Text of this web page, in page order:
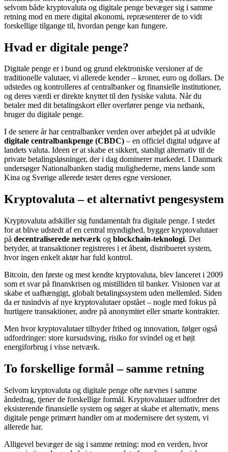
selvom både kryptovaluta og digitale penge bevæger sig i samme
retning mod en mere digital økonomi, repræsenterer de to vidt
forskellige tilgange til, hvordan penge kan fungere.
Hvad er digitale penge?
Digitale penge er i bund og grund elektroniske versioner af de
traditionelle valutaer, vi allerede kender – kroner, euro og dollars. De
udstedes og kontrolleres af centralbanker og finansielle institutioner,
og deres værdi er direkte knyttet til den fysiske valuta. Når du
betaler med dit betalingskort eller overfører penge via netbank,
bruger du digitale penge.
I de senere år har centralbanker verden over arbejdet på at udvikle
digitale centralbankpenge (CBDC) – en officiel digital udgave af
landets valuta. Ideen er at skabe et sikkert, statsligt alternativ til de
private betalingsløsninger, der i dag dominerer markedet. I Danmark
undersøger Nationalbanken stadig mulighederne, mens lande som
Kina og Sverige allerede tester deres egne versioner.
Kryptovaluta – et alternativt pengesystem
Kryptovaluta adskiller sig fundamentalt fra digitale penge. I stedet
for at blive udstedt af en central myndighed, bygger kryptovalutaer
på decentraliserede netværk og blockchain-teknologi. Det
betyder, at transaktioner registreres i et åbent, distribueret system,
hvor ingen enkelt aktør har fuld kontrol.
Bitcoin, den første og mest kendte kryptovaluta, blev lanceret i 2009
som et svar på finanskrisen og mistilliden til banker. Visionen var at
skabe et uafhængigt, globalt betalingssystem uden mellemled. Siden
da er tusindvis af nye kryptovalutaer opstået – nogle med fokus på
hurtigere transaktioner, andre på anonymitet eller smarte kontrakter.
Men hvor kryptovalutaer tilbyder frihed og innovation, følger også
udfordringer: store kursudsving, risiko for svindel og et højt
energiforbrug i visse netværk.
To forskellige formål – samme retning
Selvom kryptovaluta og digitale penge ofte nævnes i samme
åndedrag, tjener de forskellige formål. Kryptovalutaer udfordrer det
eksisterende finansielle system og søger at skabe et alternativ, mens
digitale penge primært handler om at modernisere det system, vi
allerede har.
Alligevel bevæger de sig i samme retning: mod en verden, hvor